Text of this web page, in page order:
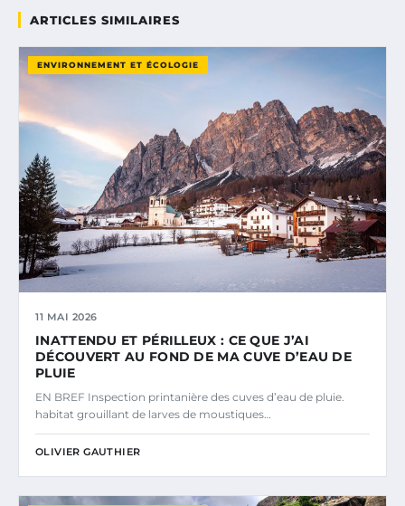
ARTICLES SIMILAIRES
ENVIRONNEMENT ET ÉCOLOGIE
11 MAI 2026
INATTENDU ET PÉRILLEUX : CE QUE J’AI
DÉCOUVERT AU FOND DE MA CUVE D’EAU DE
PLUIE
EN BREF Inspection printanière des cuves d’eau de pluie.
habitat grouillant de larves de moustiques…
OLIVIER GAUTHIER